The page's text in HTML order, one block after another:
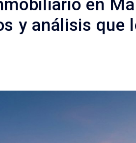
en
y análisis que